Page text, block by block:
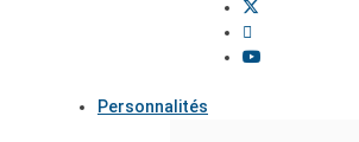
Personnalités